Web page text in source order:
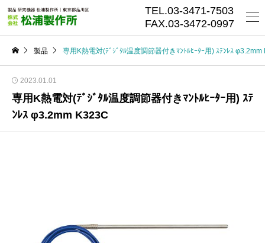
TEL.03-3471-7503
FAX.03-3472-0997
製品 専用K熱電対(ﾃﾞｼﾞﾀﾙ温度調節器付きﾏﾝﾄﾙﾋｰﾀｰ用) ｽﾃﾝﾚｽ φ3.2mm
2023.01.01
専用K熱電対(ﾃﾞｼﾞﾀﾙ温度調節器付きﾏﾝﾄﾙﾋｰﾀｰ用) ｽﾃ
ﾝﾚｽ φ3.2mm K323C